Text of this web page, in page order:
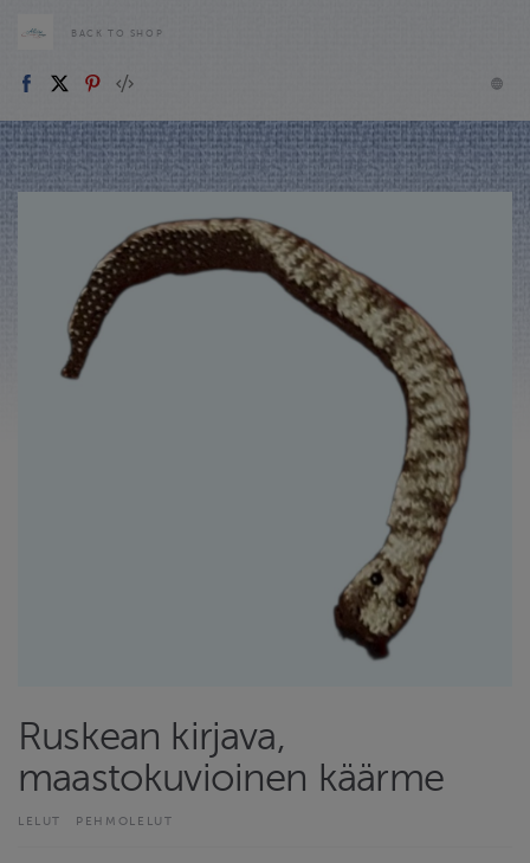
BACK TO SHOP
Ruskean kirjava,
maastokuvioinen käärme
LELUT PEHMOLELUT